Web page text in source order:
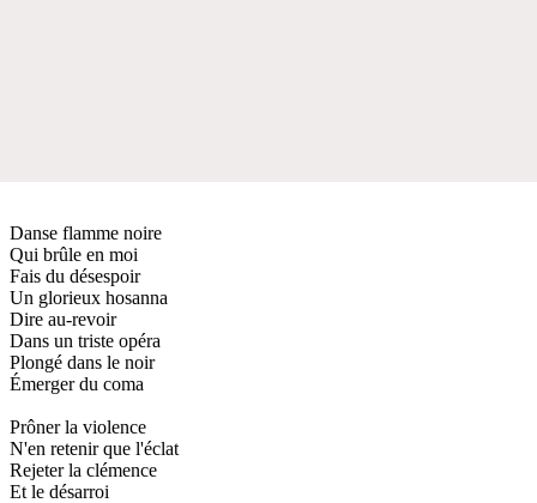
Danse flamme noire
Qui brûle en moi
Fais du désespoir
Un glorieux hosanna
Dire au-revoir
Dans un triste opéra
Plongé dans le noir
Émerger du coma
Prôner la violence
N'en retenir que l'éclat
Rejeter la clémence
Et le désarroi